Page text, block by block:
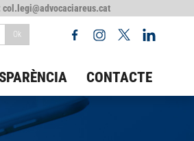
col.legi@advocaciareus.cat
CONTACTE